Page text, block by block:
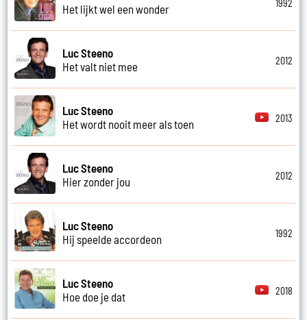
Het lijkt wel een wonder
1992
Luc Steeno
Het valt niet mee
2012
Luc Steeno
Het wordt nooit meer als toen
2013
Luc Steeno
Hier zonder jou
2012
Luc Steeno
Hij speelde accordeon
1992
Luc Steeno
Hoe doe je dat
2018